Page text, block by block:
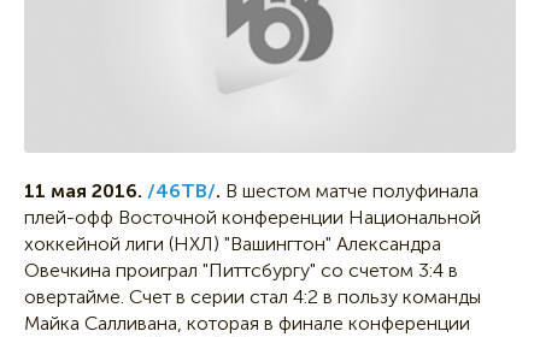
11 мая 2016. /46ТВ/. В шестом матче полуфинала
плей-офф Восточной конференции Национальной
хоккейной лиги (НХЛ) "Вашингтон" Александра
Овечкина проиграл "Питтсбургу" со счетом 3:4 в
овертайме. Счет в серии стал 4:2 в пользу команды
Майка Салливана, которая в финале конференции